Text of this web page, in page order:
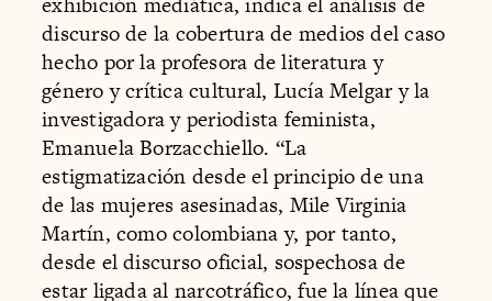
discurso de la cobertura de medios del caso
hecho por la profesora de literatura y
género y crítica cultural, Lucía Melgar y la
investigadora y periodista feminista,
Emanuela Borzacchiello. “La
estigmatización desde el principio de una
de las mujeres asesinadas, Mile Virginia
Martín, como colombiana y, por tanto,
desde el discurso oficial, sospechosa de
estar ligada al narcotráfico, fue la línea que